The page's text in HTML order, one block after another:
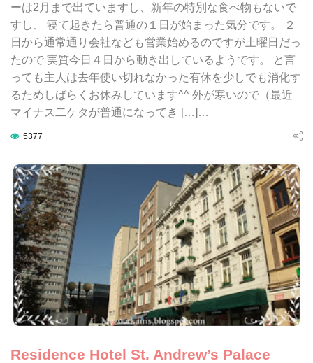
ーは2月まで出ていますし、新年の特別な食べ物もないで
すし、 寝て起きたら普通の１日が始まった気分です。 ２
日から通常通り会社なども営業始めるのですが土曜日だっ
たので 実質今日４日から動き出しているようです。 と言
っても主人は去年使い切れなかった有休を少しでも消化す
るためしばらくお休みしています^^ 外が寒いので（最近
マイナス二ケタが普通になってき […]…
5377
Residence Hotel St. Andrew’s Palace